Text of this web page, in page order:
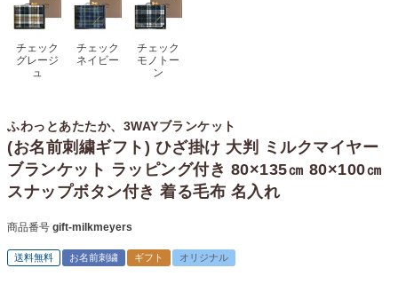
チェック
グレージ
ュ
チェック
ネイビー
チェック
モノトー
ン
ふわっとあたたか、3WAYブランケット
(お名前刺繍ギフト) ひざ掛け 大判 ミルクマイヤー
ブランケット ラッピング付き 80×135㎝ 80×100㎝
スナップボタン付き 着る毛布 名入れ
商品番号 gift-milkmeyers
送料無料 お名前刺繍 ギフト オリジナル